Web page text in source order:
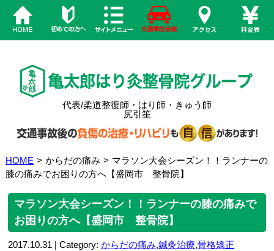
代表/柔道整復師・はり師・きゅう師
尻引笙
HOME > からだの痛み > マラソン大会シーズン！！ランナーの
膝の痛みでお困りの方へ【盛岡市 整骨院】
マラソン大会シーズン！！ランナーの膝の痛みで
お困りの方へ【盛岡市 整骨院】
2017.10.31 | Category:からだの痛み,鍼灸治療,骨格矯正